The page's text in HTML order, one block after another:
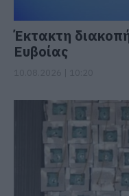
Έκτακτη
Ευβοίας